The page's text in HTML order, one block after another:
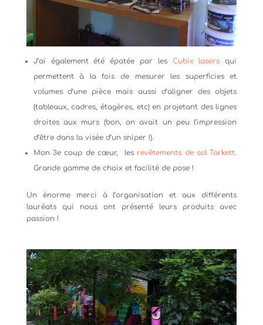
J’ai également été épatée par les Cubix lasers qui
permettent à la fois de mesurer les superficies et
volumes d’une pièce mais aussi d’aligner des objets
(tableaux, cadres, étagères, etc) en projetant des lignes
droites aux murs (bon, on avait un peu l’impression
d’être dans la visée d’un sniper !).
Mon 3e coup de cœur, les revêtements de sol Tarkett.
Grande gamme de choix et facilité de pose !
Un énorme merci à l’organisation et aux différents
lauréats qui nous ont présenté leurs produits avec
passion !